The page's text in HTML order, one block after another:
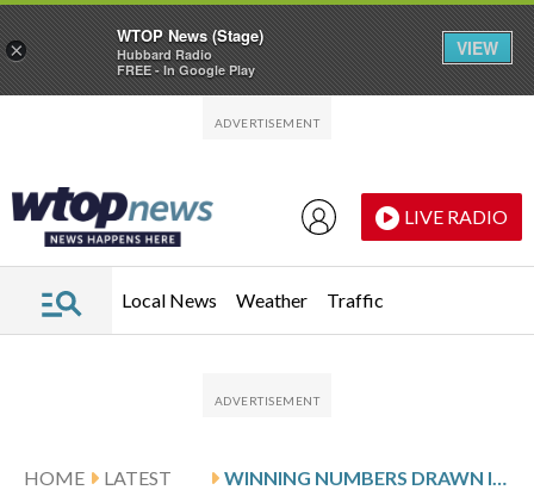
LIVE RADIO
Local News Weather Traffic
HOME
LATEST
WINNING NUMBERS DRAWN IN SATURDAY’S VIRGINIA CASH POP
×
WTOP News (Stage)
Hubbard Radio
FREE - In Google Play
VIEW